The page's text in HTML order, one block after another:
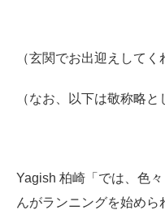
（玄関でお出迎えしてく
（なお、以下は敬称略
Yagish 柏崎「では、色
んがランニングを始め